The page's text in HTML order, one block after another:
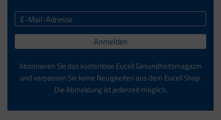
Anmelden
Abonnieren Sie das kostenlose Eucell Gesundheitsmagazin
und verpassen Sie keine Neuigkeiten aus dem Eucell Shop.
Die Abmeldung ist jederzeit möglich.